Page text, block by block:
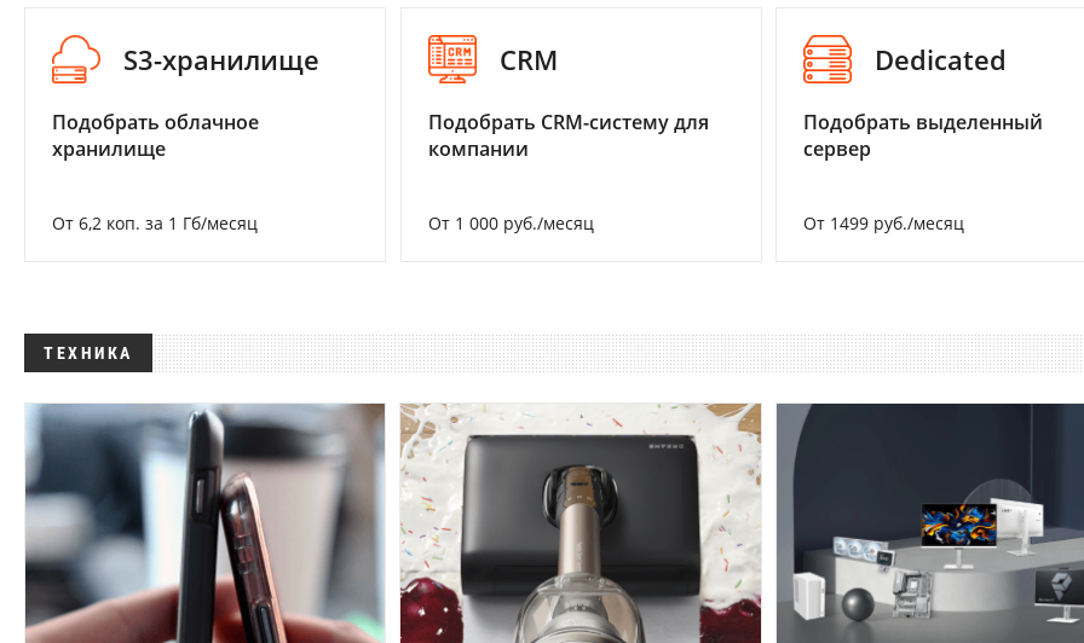
S3-хранилище
Подобрать облачное
хранилище
От 6,2 коп. за 1 Гб/месяц
CRM
Подобрать CRM-систему для
компании
От 1 000 руб./месяц
Dedicated
Подобрать выделенный
сервер
От 1499 руб./месяц
ТЕХНИКА